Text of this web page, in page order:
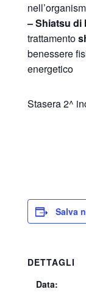
– Shiatsu di
trattamento
benessere
energetico
Stasera 2^
Salva
DETTAGLI
Data: